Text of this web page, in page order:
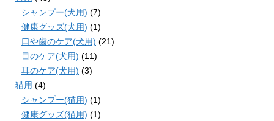
シャンプー(犬用) (7)
健康グッズ(犬用) (1)
口や歯のケア(犬用) (21)
目のケア(犬用) (11)
耳のケア(犬用) (3)
猫用 (4)
シャンプー(猫用) (1)
健康グッズ(猫用) (1)